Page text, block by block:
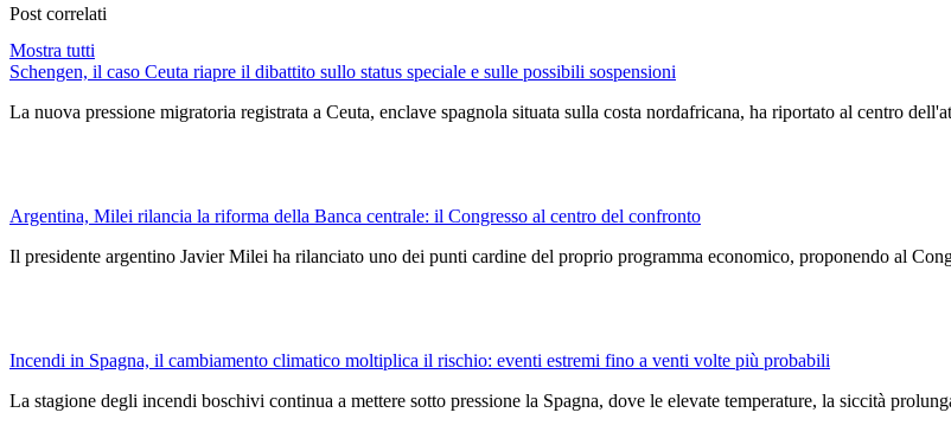
Post correlati
Mostra tutti
Schengen, il caso Ceuta riapre il dibattito sullo status speciale e sulle possibili sospensioni
La nuova pressione migratoria registrata a Ceuta, enclave spagnola situata sulla costa nordafricana, ha riportato al centro
Argentina, Milei rilancia la riforma della Banca centrale: il Congresso al centro del confronto
Il presidente argentino Javier Milei ha rilanciato uno dei punti cardine del proprio programma economico, proponendo al
Incendi in Spagna, il cambiamento climatico moltiplica il rischio: eventi estremi fino a venti volte più probabili
La stagione degli incendi boschivi continua a mettere sotto pressione la Spagna, dove le elevate temperature, la siccità